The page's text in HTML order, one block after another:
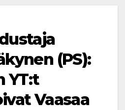
(PS):
YT:t
Vaasaa